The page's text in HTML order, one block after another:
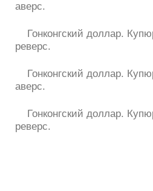
аверс.
Гонконгский доллар.
реверс.
Гонконгский доллар.
аверс.
Гонконгский доллар.
реверс.